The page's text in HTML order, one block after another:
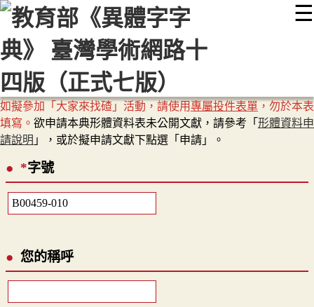
☰
::: 最新消息 常見問題 編輯說明
顯示模式
網站導覽
如擬參加「大家來找碴」活動，請使用專屬投件表單 ，勿於本表
填寫。 欲申請本典形體資料表未公開文獻，請參考「 形體資料申
請說明 」，或於擬申請文獻下點選「申請」。
*字號
您的稱呼